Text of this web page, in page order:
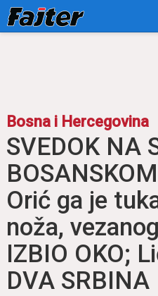
Bosna i Hercegovina
SVEDOK NA
Orić gа je
nožа,
IZBIO OKO;
DVA SRBINA